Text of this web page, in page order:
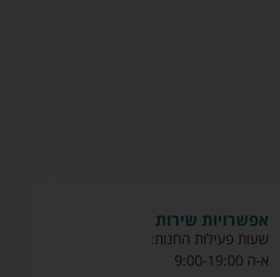
אפשרויות שירות
שעות פעילות החנות:
א-ה 9:00-19:00